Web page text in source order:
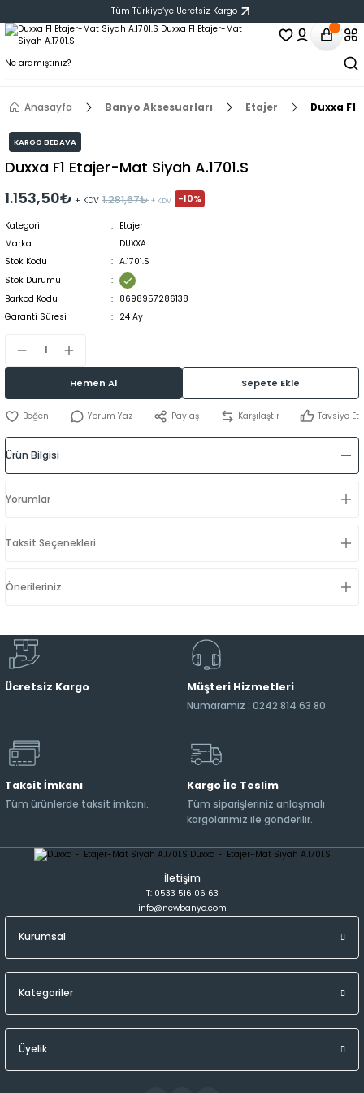
Tüm Türkiye‘ye Ücretsiz Kargo
Anasayfa Banyo Aksesuarları Etajer Duxxa F1
KARGO BEDAVA
Duxxa F1 Etajer-Mat Siyah A.1701.S
1.153,50₺ + KDV 1.281,67₺ + KDV -10%
Kategori
Etajer
Marka
DUXXA
Stok Kodu
A.1701.S
Stok Durumu
Barkod Kodu
8698957286138
Garanti Süresi
24 Ay
Hemen Al Sepete Ekle
Yorum Yaz Paylaş Karşılaştır Tavsiye Et
Ürün Bilgisi
Yorumlar
Taksit Seçenekleri
Önerileriniz
Ücretsiz Kargo Müşteri Hizmetleri
Numaramız : 0242 814 63 80
Taksit İmkanı
Tüm ürünlerde taksit imkanı.
Kargo İle Teslim
Tüm siparişleriniz anlaşmalı
kargolarımız ile gönderilir.
İletişim
T: 0533 516 06 63
info@newbanyo.com
Kurumsal
Kategoriler
Üyelik